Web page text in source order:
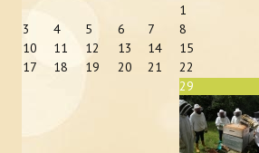
1
3
4 5 6 7 8
10
11 12 13 14 15
17
18 19 20 21 22
29